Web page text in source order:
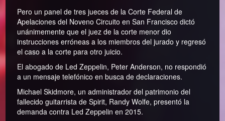
Pero un panel de tres jueces de la Corte Federal de
Apelaciones del Noveno Circuito en San Francisco dictó
unánimemente que el juez de la corte menor dio
instrucciones erróneas a los miembros del jurado y regresó
el caso a la corte para otro juicio.
El abogado de Led Zeppelin, Peter Anderson, no respondió
a un mensaje telefónico en busca de declaraciones.
Michael Skidmore, un administrador del patrimonio del
fallecido guitarrista de Spirit, Randy Wolfe, presentó la
demanda contra Led Zeppelin en 2015.